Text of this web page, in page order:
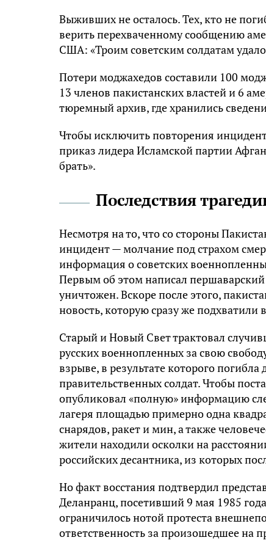
Выживших не осталось. Тех, кто не
верить перехваченному сообщению
США: «Троим советским солдатам
Потери моджахедов составили 100
13 членов пакистанских властей и 6
тюремный архив, где хранились
Чтобы исключить повторения
приказ лидера Исламской партии
брать».
Последствия
Несмотря на то, что со стороны
инцидент — молчание под страхом
информация о советских
Первым об этом написал
уничтожен. Вскоре после этого,
новость, которую сразу же
Старый и Новый Свет трактовал
русских военнопленных за свою
взрыве, в результате которого
правительственных солдат. Чтобы
опубликовал «полную» информацию
лагеря площадью примерно одна
снарядов, ракет и мин, а также
жители находили осколки на
российских десантника, из которых
Но факт восстания подтвердил
Деланранц, посетивший 9 мая 1985
ограничилось нотой протеста
ответственность за произошедшее на